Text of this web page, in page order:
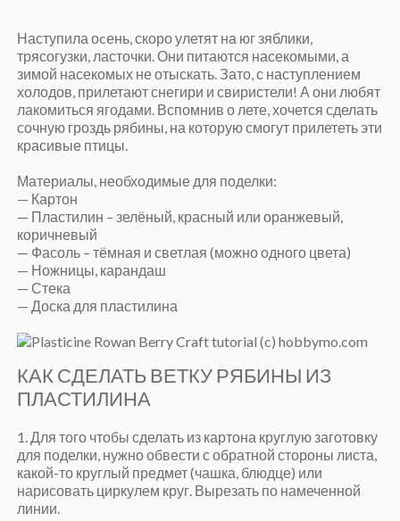
Наступила оcень, скоро улетят на юг зяблики,
трясогузки, ласточки. Они питаются насекомыми, а
зимой насекомых не отыскать. Зато, с наступлением
холодов, прилетают снегири и свиристели! А они любят
лакомиться ягодами. Вспомнив о лете, хочется сделать
сочную гроздь рябины, на которую смогут прилететь эти
красивые птицы.
Материалы, необходимые для поделки:
— Картон
— Пластилин – зелёный, красный или оранжевый,
коричневый
— Фасоль – тёмная и светлая (можно одного цвета)
— Ножницы, карандаш
— Стека
— Доска для пластилина
КАК СДЕЛАТЬ ВЕТКУ РЯБИНЫ ИЗ
ПЛАСТИЛИНА
1. Для того чтобы сделать из картона круглую заготовку
для поделки, нужно обвести с обратной стороны листа,
какой-то круглый предмет (чашка, блюдце) или
нарисовать циркулем круг. Вырезать по намеченной
линии.